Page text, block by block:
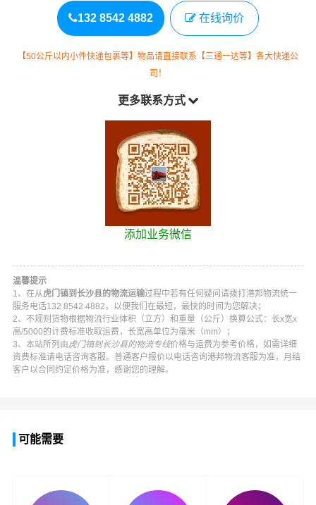
132 8542 4882 在线询价
【50公斤以内小件快递包裹等】物品请直接联系【三通一达等】各大快递公
司！
更多联系方式
添加业务微信
温馨提示
1、在从虎门镇到长沙县的物流运输过程中若有任何疑问请拨打 港邦物流统一
服务电话132 8542 4882 ，以便我们在最短，最快的时间为您解决；
2、不规则货物根据物流行业体积（立方）和重量（公斤）换算公式：长x宽x
高/5000的计费标准收取运费，长宽高单位为毫米（mm）；
3、本站所列由虎门镇到长沙县的物流专线价格与运费为参考价格，如需详细
资费标准请电话咨询客服。普通客户报价以电话咨询港邦物流客服为准，月结
客户以合同约定价格为准，感谢您的理解。
可能需要